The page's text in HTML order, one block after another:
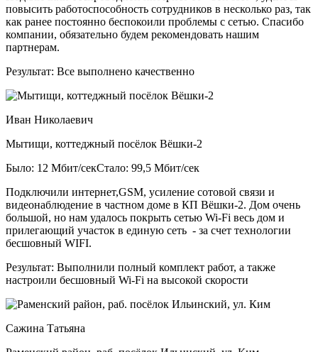
повысить работоспособность сотрудников в несколько раз, так
как ранее постоянно беспокоили проблемы с сетью. Спасибо
компании, обязательно будем рекомендовать нашим
партнерам.
Результат: Все выполнено качественно
Иван Николаевич
Мытищи, коттеджный посёлок Вёшки-2
Было: 12 Мбит/секСтало: 99,5 Мбит/сек
Подключили интернет,GSM, усиление сотовой связи и
видеонаблюдение в частном доме в КП Вёшки-2. Дом очень
большой, но нам удалось покрыть сетью Wi-Fi весь дом и
прилегающий участок в единую сеть - за счет технологии
бесшовный WIFI.
Результат: Выполнили полный комплект работ, а также
настроили бесшовный Wi-Fi на высокой скорости
Сажина Татьяна